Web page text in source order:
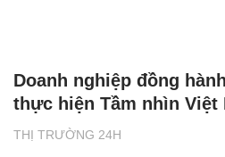
THỊ TRƯỜNG 24H
Doanh nghiệp đồng
thực hiện Tầm nhìn Việt